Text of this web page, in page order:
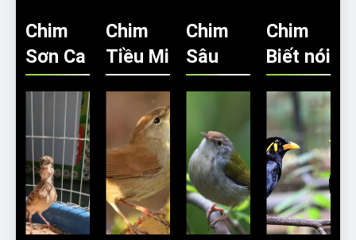
Chim
Sơn Ca
Chim
Tiều Mi
Chim
Sâu
Chim
Biết nói